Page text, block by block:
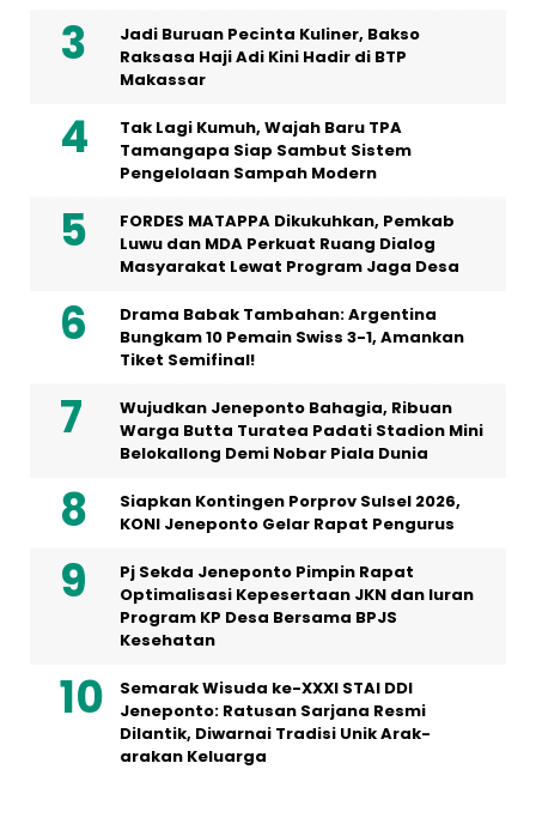
Jadi Buruan Pecinta Kuliner, Bakso
Raksasa Haji Adi Kini Hadir di BTP
Makassar
Tak Lagi Kumuh, Wajah Baru TPA
Tamangapa Siap Sambut Sistem
Pengelolaan Sampah Modern
FORDES MATAPPA Dikukuhkan, Pemkab
Luwu dan MDA Perkuat Ruang Dialog
Masyarakat Lewat Program Jaga Desa
Drama Babak Tambahan: Argentina
Bungkam 10 Pemain Swiss 3-1, Amankan
Tiket Semifinal!
Wujudkan Jeneponto Bahagia, Ribuan
Warga Butta Turatea Padati Stadion Mini
Belokallong Demi Nobar Piala Dunia
Siapkan Kontingen Porprov Sulsel 2026,
KONI Jeneponto Gelar Rapat Pengurus
Pj Sekda Jeneponto Pimpin Rapat
Optimalisasi Kepesertaan JKN dan Iuran
Program KP Desa Bersama BPJS
Kesehatan
Semarak Wisuda ke-XXXI STAI DDI
Jeneponto: Ratusan Sarjana Resmi
Dilantik, Diwarnai Tradisi Unik Arak-
arakan Keluarga